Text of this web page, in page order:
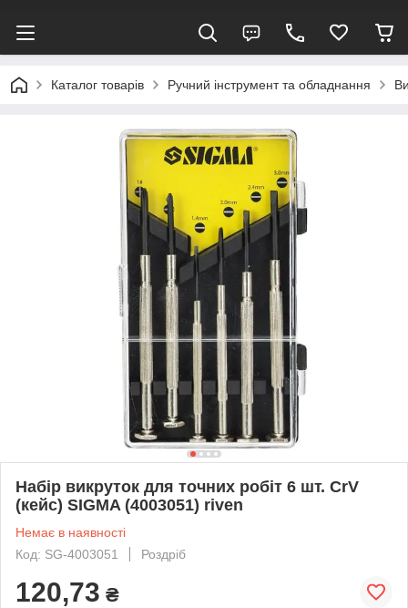
Каталог товарів Ручний інструмент та обладнання
Набір викруток для точних робіт 6 шт. CrV
(кейс) SIGMA (4003051) riven
Немає в наявності
Код: SG-4003051
Роздріб
120,73 ₴